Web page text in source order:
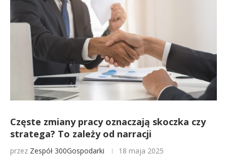
Częste zmiany pracy oznaczają skoczka czy
stratega? To zależy od narracji
przez Zespół 300Gospodarki 18 maja 2025